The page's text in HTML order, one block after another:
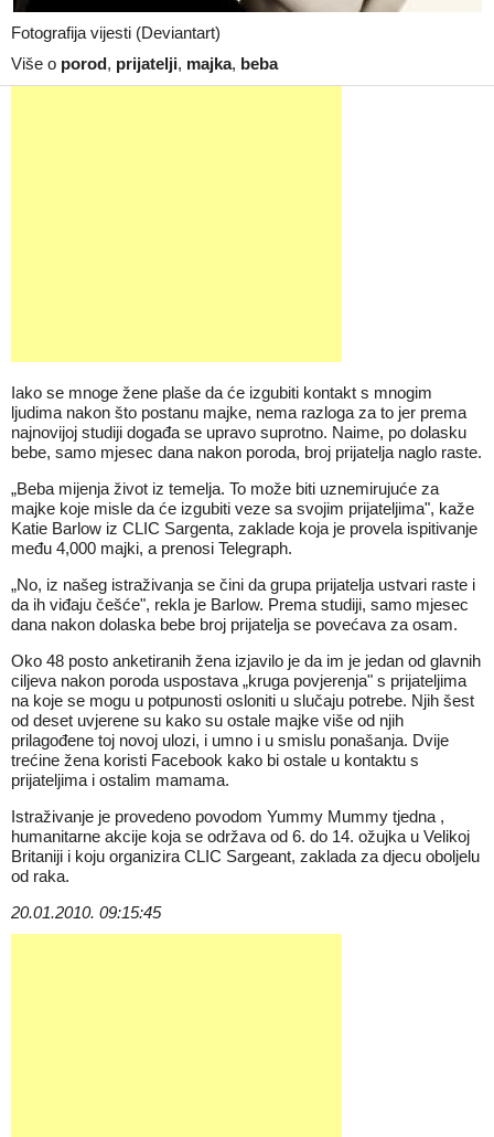
Fotografija vijesti (Deviantart)
Više o porod, prijatelji, majka, beba
Iako se mnoge žene plaše da će izgubiti kontakt s mnogim
ljudima nakon što postanu majke, nema razloga za to jer prema
najnovijoj studiji događa se upravo suprotno. Naime, po dolasku
bebe, samo mjesec dana nakon poroda, broj prijatelja naglo raste.
„Beba mijenja život iz temelja. To može biti uznemirujuće za
majke koje misle da će izgubiti veze sa svojim prijateljima", kaže
Katie Barlow iz CLIC Sargenta, zaklade koja je provela ispitivanje
među 4,000 majki, a prenosi Telegraph.
„No, iz našeg istraživanja se čini da grupa prijatelja ustvari raste i
da ih viđaju češće", rekla je Barlow. Prema studiji, samo mjesec
dana nakon dolaska bebe broj prijatelja se povećava za osam.
Oko 48 posto anketiranih žena izjavilo je da im je jedan od glavnih
ciljeva nakon poroda uspostava „kruga povjerenja" s prijateljima
na koje se mogu u potpunosti osloniti u slučaju potrebe. Njih šest
od deset uvjerene su kako su ostale majke više od njih
prilagođene toj novoj ulozi, i umno i u smislu ponašanja. Dvije
trećine žena koristi Facebook kako bi ostale u kontaktu s
prijateljima i ostalim mamama.
Istraživanje je provedeno povodom Yummy Mummy tjedna ,
humanitarne akcije koja se održava od 6. do 14. ožujka u Velikoj
Britaniji i koju organizira CLIC Sargeant, zaklada za djecu oboljelu
od raka.
20.01.2010. 09:15:45